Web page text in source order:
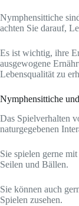
Nymphensittiche
achten Sie darauf,
Es ist wichtig, ihre
ausgewogene
Lebensqualität zu
Nymphensittiche
Das Spielverhalten
naturgegebenen
Sie spielen gerne
Seilen und Bällen.
Sie können auch
Spielen zusehen.